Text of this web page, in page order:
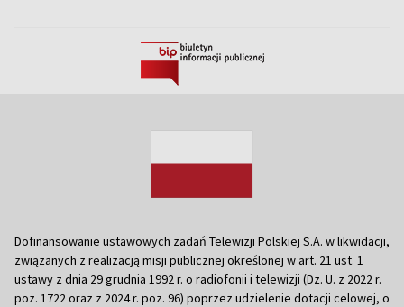
Dofinansowanie ustawowych zadań Telewizji Polskiej S.A. w likwidacji,
związanych z realizacją misji publicznej określonej w art. 21 ust. 1
ustawy z dnia 29 grudnia 1992 r. o radiofonii i telewizji (Dz. U. z 2022 r.
poz. 1722 oraz z 2024 r. poz. 96) poprzez udzielenie dotacji celowej, o